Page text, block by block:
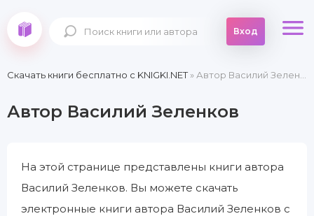
Вход
Скачать книги бесплатно c KNIGKI.NET» Автор Василий Зеленков
Автор Василий Зеленков
На этой странице представлены книги автора
Василий Зеленков. Вы можете скачать
электронные книги автора Василий Зеленков с